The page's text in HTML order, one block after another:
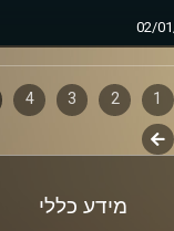
02/
1
2
3
4
לשלב
מידע כללי